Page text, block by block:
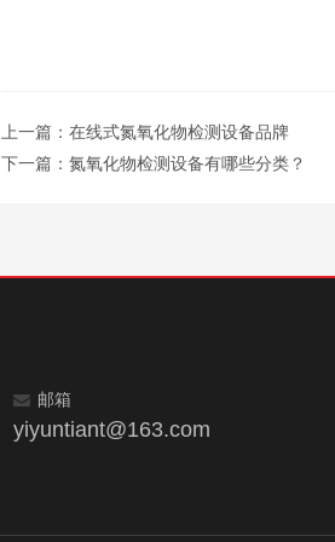
上一篇： 在线式氮氧化物检测设备品牌
下一篇： 氮氧化物检测设备有哪些分类？
邮箱
yiyuntiant@163.com